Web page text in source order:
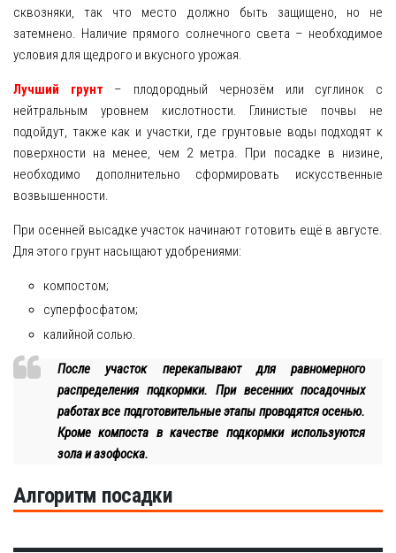
сквозняки, так что место должно быть защищено, но не
затемнено. Наличие прямого солнечного света – необходимое
условия для щедрого и вкусного урожая.
Лучший грунт – плодородный чернозём или суглинок с
нейтральным уровнем кислотности. Глинистые почвы не
подойдут, также как и участки, где грунтовые воды подходят к
поверхности на менее, чем 2 метра. При посадке в низине,
необходимо дополнительно сформировать искусственные
возвышенности.
При осенней высадке участок начинают готовить ещё в августе.
Для этого грунт насыщают удобрениями:
компостом;
суперфосфатом;
калийной солью.
После участок перекапывают для равномерного
распределения подкормки. При весенних посадочных
работах все подготовительные этапы проводятся осенью.
Кроме компоста в качестве подкормки используются
зола и азофоска.
Алгоритм посадки